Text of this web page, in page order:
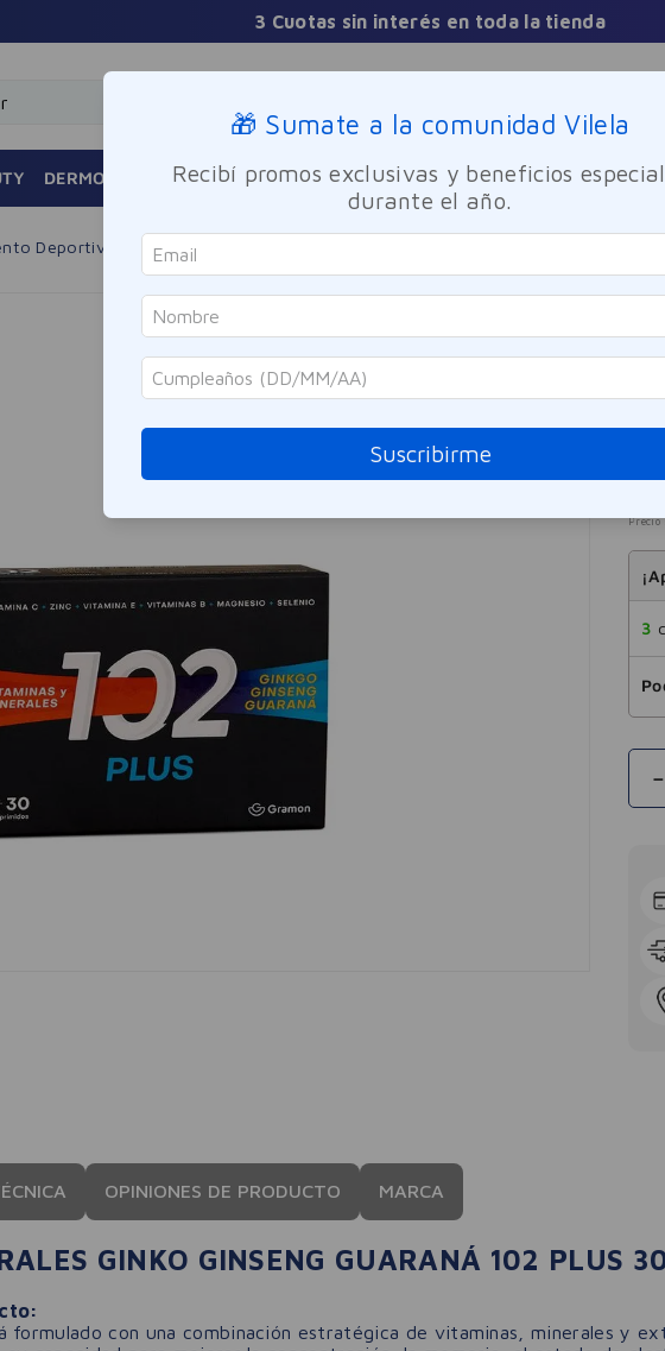
DERMOCOSMÉTICA FRAGANCIAS CUIDADO PERSONAL BIENESTAR Y
Deportivo Vitaminas Minerales Ginko Ginseng Guaraná 102 Plus 30
102
$
Precio
3
－
OPINIONES DE PRODUCTO MARCA
GINKO GINSENG GUARANÁ 102 PLUS
formulado con una combinación estratégica de vitaminas, minerales y
🎁 Sumate a la comunidad Vilela
Recibí promos exclusivas y beneficios
durante el año.
Suscribirme